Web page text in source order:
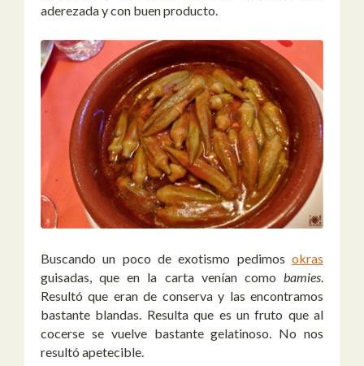
aderezada y con buen producto.
Buscando un poco de exotismo pedimos okras
guisadas, que en la carta venían como bamies
Resultó que eran de conserva y las encontramos
bastante blandas. Resulta que es un fruto que al
cocerse se vuelve bastante gelatinoso. No nos
resultó apetecible.